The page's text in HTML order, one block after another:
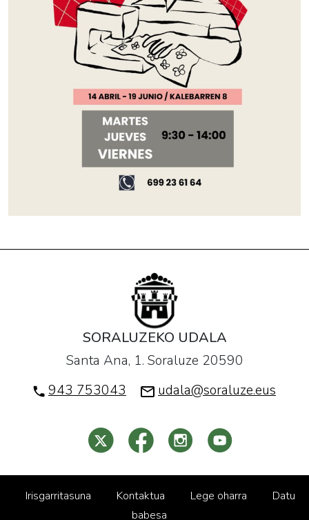
SORALUZEKO UDALA
Santa Ana, 1. Soraluze 20590
943 753043
udala@soraluze.eus
Irisgarritasuna Kontaktua Lege oharra
Datu
babesa